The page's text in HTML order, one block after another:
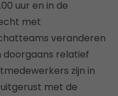
uur en in de
met
veranderen
doorgaans relatief
zijn in
met de